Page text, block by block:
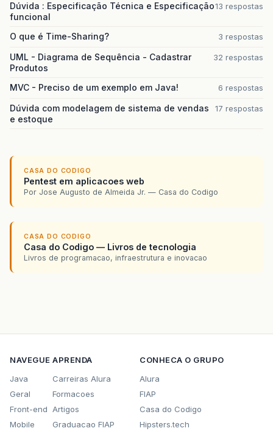
Dúvida : Especificação Técnica e Especificação
funcional
13 respostas
O que é Time-Sharing? 3 respostas
UML - Diagrama de Sequência - Cadastrar
Produtos
32 respostas
MVC - Preciso de um exemplo em Java! 6 respostas
Dúvida com modelagem de sistema de vendas
e estoque
17 respostas
CASA DO CODIGO
Pentest em aplicacoes web
Por Jose Augusto de Almeida Jr. — Casa do Codigo
CASA DO CODIGO
Casa do Codigo — Livros de tecnologia
Livros de programacao, infraestrutura e inovacao
NAVEGUE
Java
Geral
Front-end
Mobile
APRENDA
Carreiras Alura
Formacoes
Artigos
Graduacao FIAP
CONHECA O GRUPO
Alura
FIAP
Casa do Codigo
Hipsters.tech